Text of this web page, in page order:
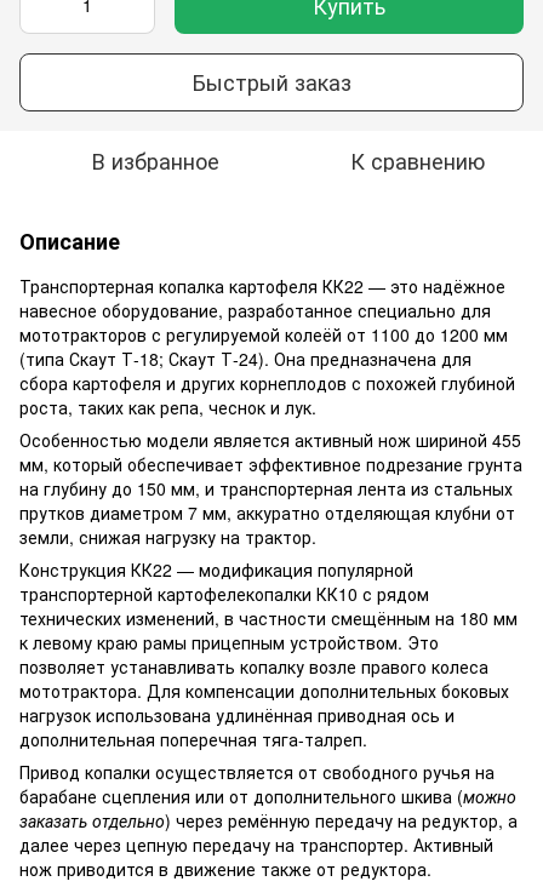
Быстрый заказ
В избранное К сравнению
Описание
Транспортерная копалка картофеля КК22 — это надёжное
навесное оборудование, разработанное специально для
мототракторов с регулируемой колеёй от 1100 до 1200 мм
(типа Скаут Т-18; Скаут Т-24). Она предназначена для
сбора картофеля и других корнеплодов с похожей глубиной
роста, таких как репа, чеснок и лук.
Особенностью модели является активный нож шириной 455
мм, который обеспечивает эффективное подрезание грунта
на глубину до 150 мм, и транспортерная лента из стальных
прутков диаметром 7 мм, аккуратно отделяющая клубни от
земли, снижая нагрузку на трактор.
Конструкция КК22 — модификация популярной
транспортерной картофелекопалки КК10 с рядом
технических изменений, в частности смещённым на 180 мм
к левому краю рамы прицепным устройством. Это
позволяет устанавливать копалку возле правого колеса
мототрактора. Для компенсации дополнительных боковых
нагрузок использована удлинённая приводная ось и
дополнительная поперечная тяга-талреп.
Привод копалки осуществляется от свободного ручья на
барабане сцепления или от дополнительного шкива (можно
заказать отдельно) через ремённую передачу на редуктор, а
далее через цепную передачу на транспортер. Активный
нож приводится в движение также от редуктора.